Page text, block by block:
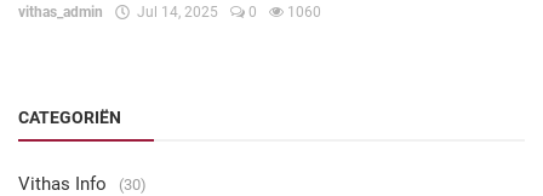
vithas_admin Jul 14, 2025 0 1060
CATEGORIËN
Vithas Info (30)